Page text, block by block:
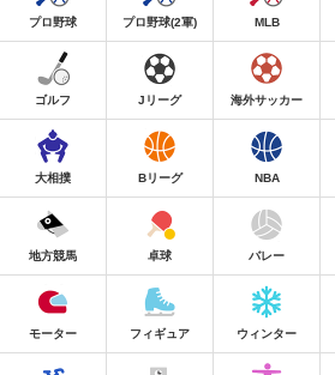
プロ野球 プロ野球(2軍) MLB
ゴルフ Jリーグ 海外サッカー
大相撲 Bリーグ NBA
地方競馬 卓球 バレー
モーター フィギュア ウィンター